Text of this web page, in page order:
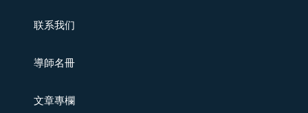
联系我们
導師名冊
文章專欄